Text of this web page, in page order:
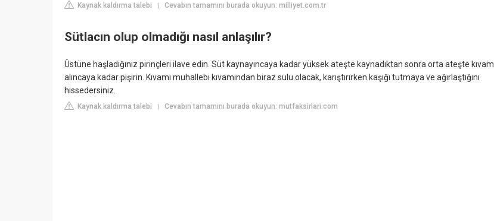
Kaynak kaldırma talebi | Cevabın tamamını burada okuyun: milliyet.com.tr
Sütlacın olup olmadığı nasıl anlaşılır?
Üstüne haşladığınız pirinçleri ilave edin. Süt kaynayıncaya kadar yüksek ateşte kaynadıktan sonra orta ateşte kıvam
alıncaya kadar pişirin. Kıvamı muhallebi kıvamından biraz sulu olacak, karıştırırken kaşığı tutmaya ve ağırlaştığını
hissedersiniz.
Kaynak kaldırma talebi | Cevabın tamamını burada okuyun: mutfaksirlari.com